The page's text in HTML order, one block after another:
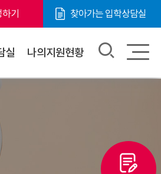
기 찾아가는 입학상담실
실 나의지원현황